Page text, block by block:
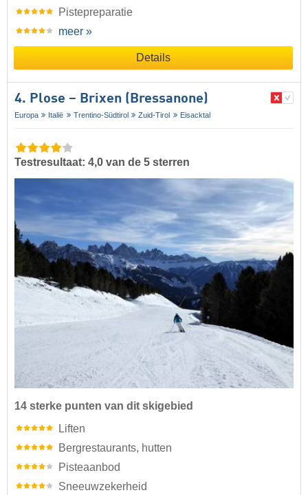
Pistepreparatie
meer »
Details
4. Plose – Brixen (Bressanone)
Europa Italië Trentino-Südtirol Zuid-Tirol Eisacktal
Testresultaat: 4,0 van de 5 sterren
14 sterke punten van dit skigebied
Liften
Bergrestaurants, hutten
Pisteaanbod
Sneeuwzekerheid